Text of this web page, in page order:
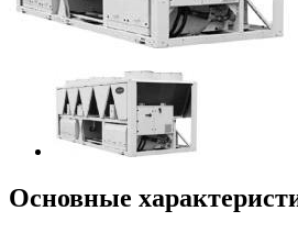
Основные